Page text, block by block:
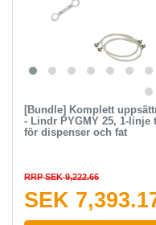
[Bundle] Komplett
- Lindr PYGMY 25, 1-
för dispenser och fat
RRP SEK 9,222.66
SEK